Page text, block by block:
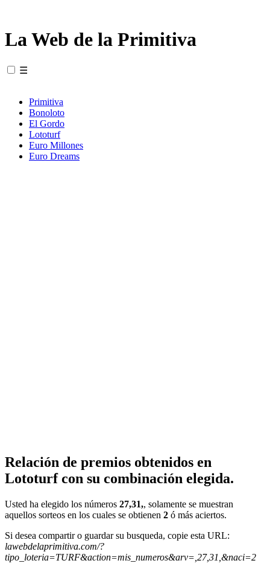
La Web de la Primitiva
☰
Primitiva
Bonoloto
El Gordo
Lototurf
Euro Millones
Euro Dreams
Relación de premios obtenidos en
Lototurf con su combinación elegida.
Usted ha elegido los números 27,31,, solamente se muestran
aquellos sorteos en los cuales se obtienen 2 ó más aciertos.
Si desea compartir o guardar su busqueda, copie esta URL:
lawebdelaprimitiva.com/?
tipo_loteria=TURF&action=mis_numeros&arv=,27,31,&naci=2